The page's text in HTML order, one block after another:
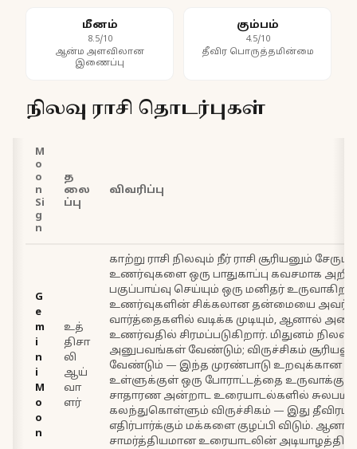
மீனம்
8.5/10
ஆன்ம அளவிலான
இணைப்பு
கும்பம்
4.5/10
தீவிர பொருத்தமின்மை
நிலவு ராசி தொடர்புகள்
M
o
o
n
Si
g
n
த
லை
ப்பு
விவரிப்பு
G
e
m
i
n
i
M
o
o
n
உத்
திசா
லி
ஆய்
வா
ளர்
காற்று ராசி நிலவும் நீர் ராசி சூரியனும்
உணர்வுகளை ஒரு பாதுகாப்பு கவசமாக
பகுப்பாய்வு செய்யும் ஒரு மனிதர்
உணர்வுகளின் சிக்கலான தன்மையை அவர்
வார்த்தைகளில் வடிக்க முடியும், ஆனால்
உணர்வதில் சிரமப்படுகிறார். மிதுனம்
அனுபவங்கள் வேண்டும்; விருச்சிகம்
வேண்டும் — இந்த முரண்பாடு உறவுக்கான
உள்ளுக்குள் ஒரு போராட்டத்தை
சாதாரண அன்றாட உரையாடல்களில்
கலந்துகொள்ளும் விருச்சிகம் — இது
எதிர்பார்க்கும் மக்களை குழப்பி விடும்.
சாமர்த்தியமான உரையாடலின் அடியாழத்தில்,